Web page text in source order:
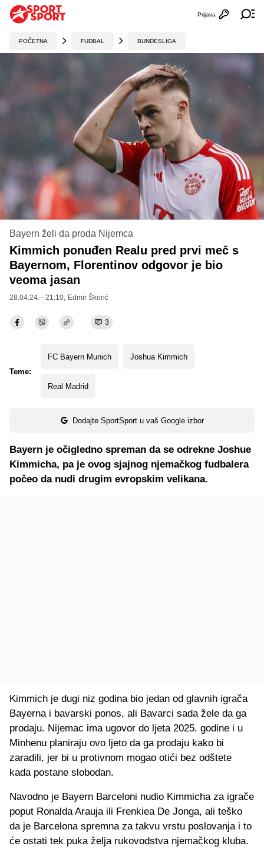
Otvori
Prijava
POČETNA FUDBAL BUNDESLIGA
Bayern želi da proda Nijemca
Kimmich ponuđen Realu pred prvi meč s
Bayernom, Florentinov odgovor je bio
veoma jasan
28.04.24. - 21:10, Edmir Škorić
3
Teme:
FC Bayern Munich Joshua Kimmich
Real Madrid
Dodajte SportSport u vaš Google izbor
Bayern je očigledno spreman da se odrekne Joshue
Kimmicha, pa je ovog sjajnog njemačkog fudbalera
počeo da nudi drugim evropskim velikana.
Kimmich je dugi niz godina bio jedan od glavnih igrača
Bayerna i bavarski ponos, ali Bavarci sada žele da ga
prodaju. Nijemac ima ugovor do ljeta 2025. godine i u
Minhenu planiraju ovo ljeto da ga prodaju kako bi
zaradili, jer bi u protivnom mogao otići bez odštete
kada postane slobodan.
Navodno je Bayern Barceloni nudio Kimmicha za igrače
poput Ronalda Arauja ili Frenkiea De Jonga, ali teško
da je Barcelona spremna za takvu vrstu poslovanja i to
će ostati tek puka želja rukovodstva njemačkog kluba.